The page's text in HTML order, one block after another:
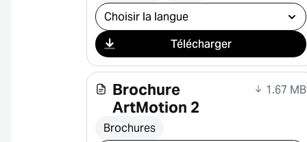
Sélectionner le téléchargement
Télécharger
Brochure
ArtMotion 2
1.67 MB
Brochures